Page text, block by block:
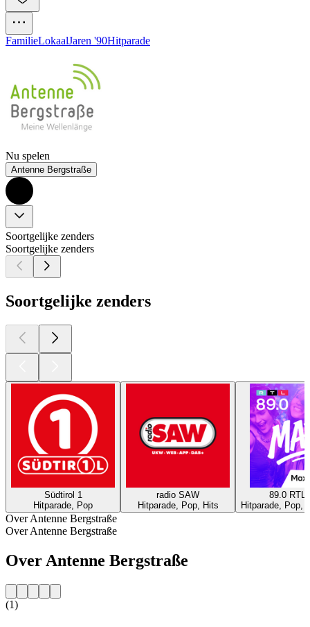
FamilieLokaalJaren '90Hitparade
Nu spelen
Antenne Bergstraße
Soortgelijke zenders
Soortgelijke zenders
Soortgelijke zenders
Südtirol 1
Hitparade, Pop
radio SAW
Hitparade, Pop, Hits
89.0 RTL
Hitparade, Pop,
Over Antenne Bergstraße
Over Antenne Bergstraße
Over Antenne Bergstraße
(1)